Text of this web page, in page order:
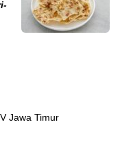
Jawa Timur